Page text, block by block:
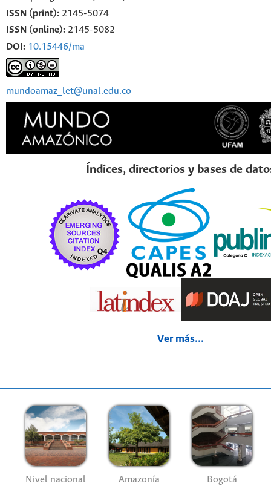
ISSN (print): 2145-5074
ISSN (online): 2145-5082
DOI: 10.15446/ma
mundoamaz_let@unal.edu.co
Índices, directorios y bases de
Ver más...
Nivel nacional Amazonía Bogotá